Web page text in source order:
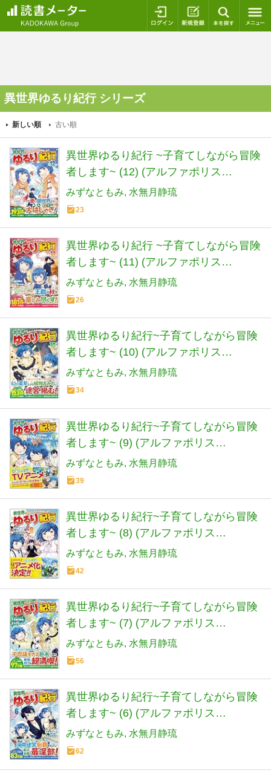
ログイン 新規登録
異世界ゆるり紀行 シリーズ
新しい順 古い順
異世界ゆるり紀行 ~子育てしながら冒険
者します~ (12) (アルファポリス
COMICS)
みずなともみ 水無月静琉
23
異世界ゆるり紀行 ~子育てしながら冒険
者します~ (11) (アルファポリス
COMICS)
みずなともみ 水無月静琉
26
異世界ゆるり紀行~子育てしながら冒険
者します~ (10) (アルファポリス
COMICS)
みずなともみ 水無月静琉
34
異世界ゆるり紀行~子育てしながら冒険
者します~ (9) (アルファポリス
COMICS)
みずなともみ 水無月静琉
39
異世界ゆるり紀行~子育てしながら冒険
者します~ (8) (アルファポリス
COMICS)
みずなともみ 水無月静琉
42
異世界ゆるり紀行~子育てしながら冒険
者します~ (7) (アルファポリス
COMICS)
みずなともみ 水無月静琉
56
異世界ゆるり紀行~子育てしながら冒険
者します~ (6) (アルファポリス
COMICS)
みずなともみ 水無月静琉
62